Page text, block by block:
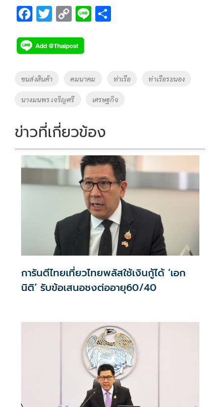
F
e
b
o
k
T
tt
er
C
p
y
Li
n
k
Li
Tags
ขนส่งสินค้า คมนาคม ท่าเรือ ท่าเรือระนอง
นางมนพร เจริญศรี เศรษฐกิจ
ข่าวที่เกี่ยวข้อง
การันตีไทยเที่ยวไทยพลัสใช้เงินกู้ได้ ‘เอก
นิติ’ รับข้อเสนอชงต่ออายุ60/40